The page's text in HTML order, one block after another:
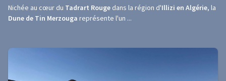
Nichée au cœur du Tadrart Rouge dans la région d'Illizi en Algérie, la
Dune de Tin Merzouga représente l'un ...